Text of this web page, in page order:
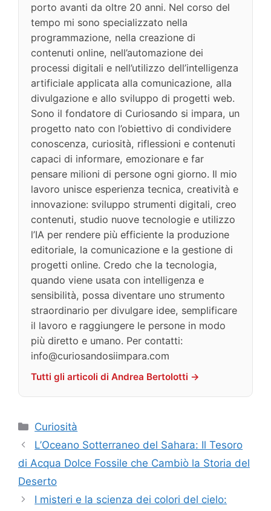
porto avanti da oltre 20 anni. Nel corso del
tempo mi sono specializzato nella
programmazione, nella creazione di
contenuti online, nell’automazione dei
processi digitali e nell’utilizzo dell’intelligenza
artificiale applicata alla comunicazione, alla
divulgazione e allo sviluppo di progetti web.
Sono il fondatore di Curiosando si impara, un
progetto nato con l’obiettivo di condividere
conoscenza, curiosità, riflessioni e contenuti
capaci di informare, emozionare e far
pensare milioni di persone ogni giorno. Il mio
lavoro unisce esperienza tecnica, creatività e
innovazione: sviluppo strumenti digitali, creo
contenuti, studio nuove tecnologie e utilizzo
l’IA per rendere più efficiente la produzione
editoriale, la comunicazione e la gestione di
progetti online. Credo che la tecnologia,
quando viene usata con intelligenza e
sensibilità, possa diventare uno strumento
straordinario per divulgare idee, semplificare
il lavoro e raggiungere le persone in modo
più diretto e umano. Per contatti:
info@curiosandosiimpara.com
Tutti gli articoli di Andrea Bertolotti →
Categorie
Curiosità
L’Oceano Sotterraneo del Sahara: Il Tesoro
di Acqua Dolce Fossile che Cambiò la Storia del
Deserto
I misteri e la scienza dei colori del cielo: